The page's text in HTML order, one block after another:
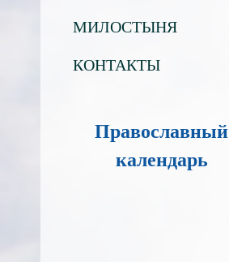
МИЛОСТЫНЯ
КОНТАКТЫ
Православный
календарь